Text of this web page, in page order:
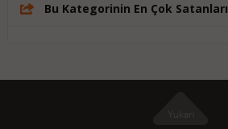
Bu Kategorinin En Çok Satanları